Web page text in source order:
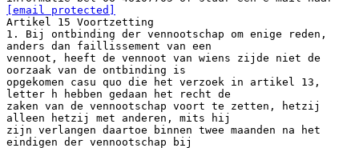
[email protected]
Artikel 15 Voortzetting
1. Bij ontbinding der vennootschap om enige reden,
anders dan faillissement van een
vennoot, heeft de vennoot van wiens zijde niet de
oorzaak van de ontbinding is
opgekomen casu quo die het verzoek in artikel 13,
letter h hebben gedaan het recht de
zaken van de vennootschap voort te zetten, hetzij
alleen hetzij met anderen, mits hij
zijn verlangen daartoe binnen twee maanden na het
eindigen der vennootschap bij